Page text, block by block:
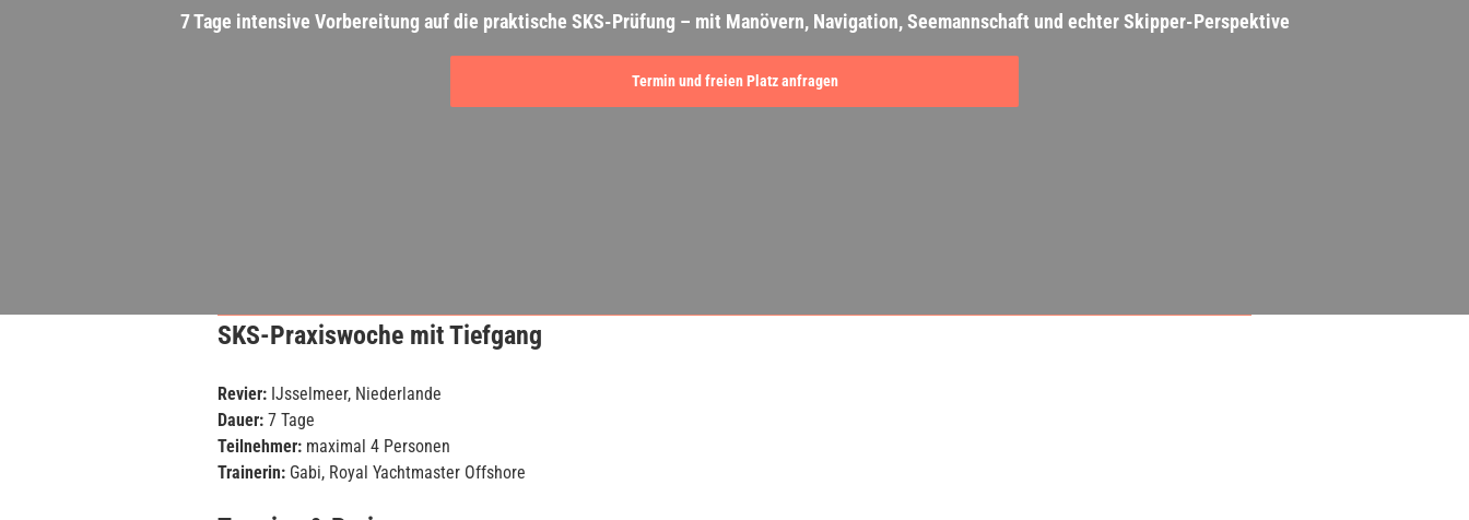
7 Tage intensive Vorbereitung auf die praktische SKS-Prüfung – mit Manövern, Navigation, Seemannschaft und echter Skipper-Perspektive
Termin und freien Platz anfragen
SKS-Praxiswoche mit Tiefgang
Revier:IJsselmeer, Niederlande
Dauer:7 Tage
Teilnehmer:maximal 4 Personen
Trainerin:Gabi, Royal Yachtmaster Offshore